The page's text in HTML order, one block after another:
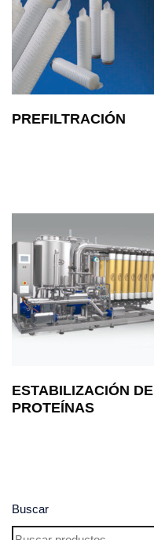
Buscar
PREFILTRACIÓN
ESTABILIZACIÓN DE
PROTEÍNAS